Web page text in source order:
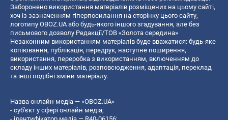
Заборонено використання матеріалів розміщених на цьому сайті,
хоч із зазначенням гіперпосилання на сторінку цього сайту,
логотипу OBOZ.UA або будь-якого іншого згадування, але без
письмового дозволу Редакції/ТОВ «Золота середина»
Незаконним використанням матеріалів буде вважатися: будь-яке
копiювання, публiкацiя, передрук, наступне поширення,
використання, переробка з використанням, включенням до
складу інших матеріалів, розповсюдження, адаптація, переклад
та інші подібні зміни матеріалу.
Назва онлайн медіа — «OBOZ.UA»
- суб'єкт у сфері онлайн медіа;